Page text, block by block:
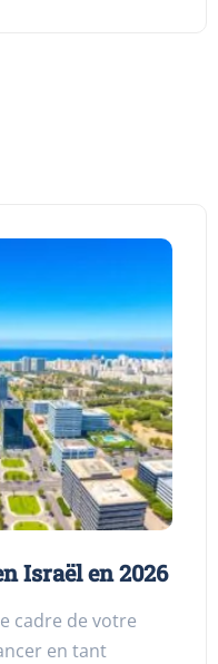
Israël en 2026
cadre de votre
en tant